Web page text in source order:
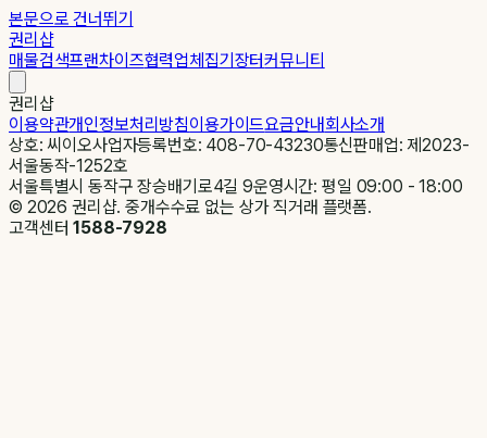
본문으로 건너뛰기
권리샵
매물검색프랜차이즈협력업체집기장터커뮤니티
권리샵
이용약관개인정보처리방침이용가이드요금안내회사소개
상호: 씨이오사업자등록번호: 408-70-43230통신판매업: 제2023-
서울동작-1252호
서울특별시 동작구 장승배기로4길 9운영시간: 평일 09:00 - 18:00
© 2026 권리샵. 중개수수료 없는 상가 직거래 플랫폼.
고객센터1588-7928